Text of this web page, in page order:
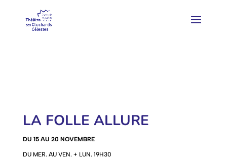
LA FOLLE ALLURE
DU 15 AU 20 NOVEMBRE
DU MER. AU VEN. + LUN. 19H30